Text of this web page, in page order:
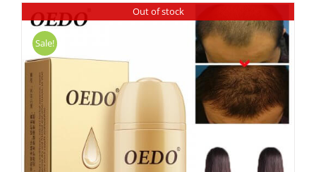
Out of stock
Sale!